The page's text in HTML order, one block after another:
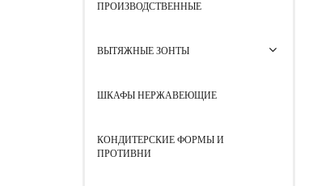
ПРОИЗВОДСТВЕННЫЕ
ВЫТЯЖНЫЕ ЗОНТЫ
ШКАФЫ НЕРЖАВЕЮЩИЕ
КОНДИТЕРСКИЕ ФОРМЫ И
ПРОТИВНИ